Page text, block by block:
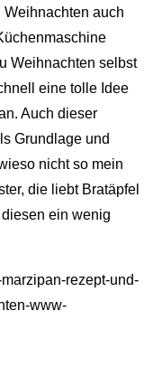
auch
Weihnachten selbst
eine tolle Idee
Auch dieser
Grundlage und
nicht so mein
die liebt Bratäpfel
ein wenig